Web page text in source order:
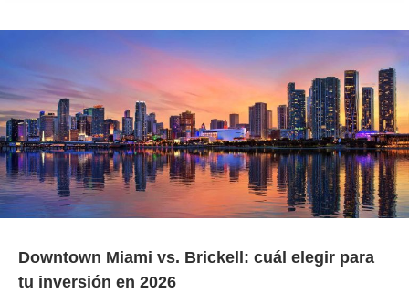
Downtown Miami vs. Brickell: cuál elegir para
tu inversión en 2026